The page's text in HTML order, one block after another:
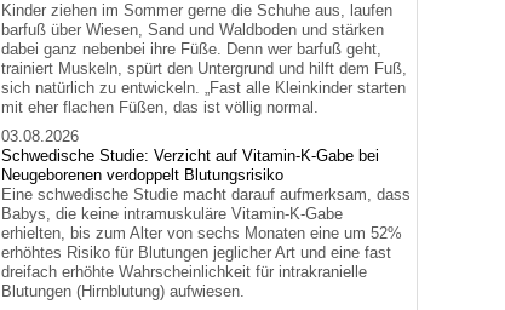
Kinder ziehen im Sommer gerne die Schuhe aus, laufen
barfuß über Wiesen, Sand und Waldboden und stärken
dabei ganz nebenbei ihre Füße. Denn wer barfuß geht,
trainiert Muskeln, spürt den Untergrund und hilft dem Fuß,
sich natürlich zu entwickeln. „Fast alle Kleinkinder starten
mit eher flachen Füßen, das ist völlig normal.
03.08.2026
Schwedische Studie: Verzicht auf Vitamin-K-Gabe bei
Neugeborenen verdoppelt Blutungsrisiko
Eine schwedische Studie macht darauf aufmerksam, dass
Babys, die keine intramuskuläre Vitamin-K-Gabe
erhielten, bis zum Alter von sechs Monaten eine um 52%
erhöhtes Risiko für Blutungen jeglicher Art und eine fast
dreifach erhöhte Wahrscheinlichkeit für intrakranielle
Blutungen (Hirnblutung) aufwiesen.